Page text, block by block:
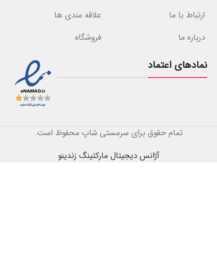
ارتباط با ما
درباره ما
علاقه مندی ها
فروشگاه
نمادهای اعتماد
تمام حقوق برای سرمستی شاپ محفوظ است.
آژانس دیجیتال مارکتینگ زندینو